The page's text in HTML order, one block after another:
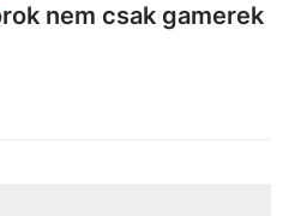
nem csak gamerek